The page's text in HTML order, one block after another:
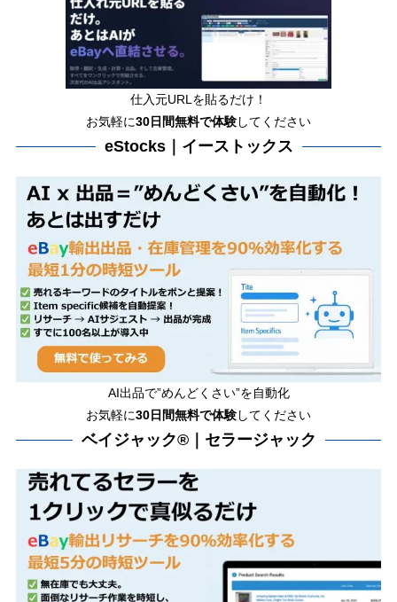
仕入元URLを貼るだけ！
お気軽に30日間無料で体験してください
eStocks｜イーストックス
AI出品で”めんどくさい”を自動化
お気軽に30日間無料で体験してください
ベイジャック®｜セラージャック